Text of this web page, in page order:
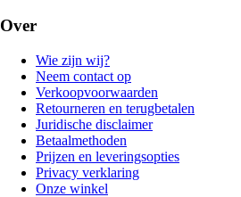
Over
Wie zijn wij?
Neem contact op
Verkoopvoorwaarden
Retourneren en terugbetalen
Juridische disclaimer
Betaalmethoden
Prijzen en leveringsopties
Privacy verklaring
Onze winkel